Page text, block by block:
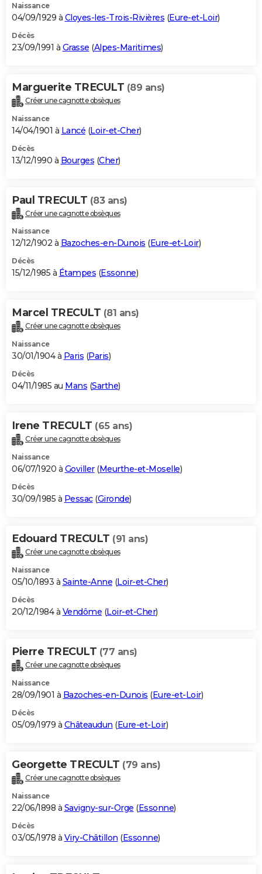
Naissance
04/09/1929 à Cloyes-les-Trois-Rivières (Eure-et-Loir)
Décès
23/09/1991 à Grasse (Alpes-Maritimes)
Marguerite TRECULT (89 ans)
Créer une cagnotte obsèques
Naissance
14/04/1901 à Lancé (Loir-et-Cher)
Décès
13/12/1990 à Bourges (Cher)
Paul TRECULT (83 ans)
Créer une cagnotte obsèques
Naissance
12/12/1902 à Bazoches-en-Dunois (Eure-et-Loir)
Décès
15/12/1985 à Étampes (Essonne)
Marcel TRECULT (81 ans)
Créer une cagnotte obsèques
Naissance
30/01/1904 à Paris (Paris)
Décès
04/11/1985 au Mans (Sarthe)
Irene TRECULT (65 ans)
Créer une cagnotte obsèques
Naissance
06/07/1920 à Goviller(Meurthe-et-Moselle)
Décès
30/09/1985 à Pessac(Gironde)
Edouard TRECULT (91 ans)
Créer une cagnotte obsèques
Naissance
05/10/1893 à Sainte-Anne (Loir-et-Cher)
Décès
20/12/1984 à Vendôme (Loir-et-Cher)
Pierre TRECULT (77 ans)
Créer une cagnotte obsèques
Naissance
28/09/1901 à Bazoches-en-Dunois (Eure-et-Loir)
Décès
05/09/1979 à Châteaudun (Eure-et-Loir)
Georgette TRECULT (79 ans)
Créer une cagnotte obsèques
Naissance
22/06/1898 à Savigny-sur-Orge (Essonne)
Décès
03/05/1978 à Viry-Châtillon (Essonne)